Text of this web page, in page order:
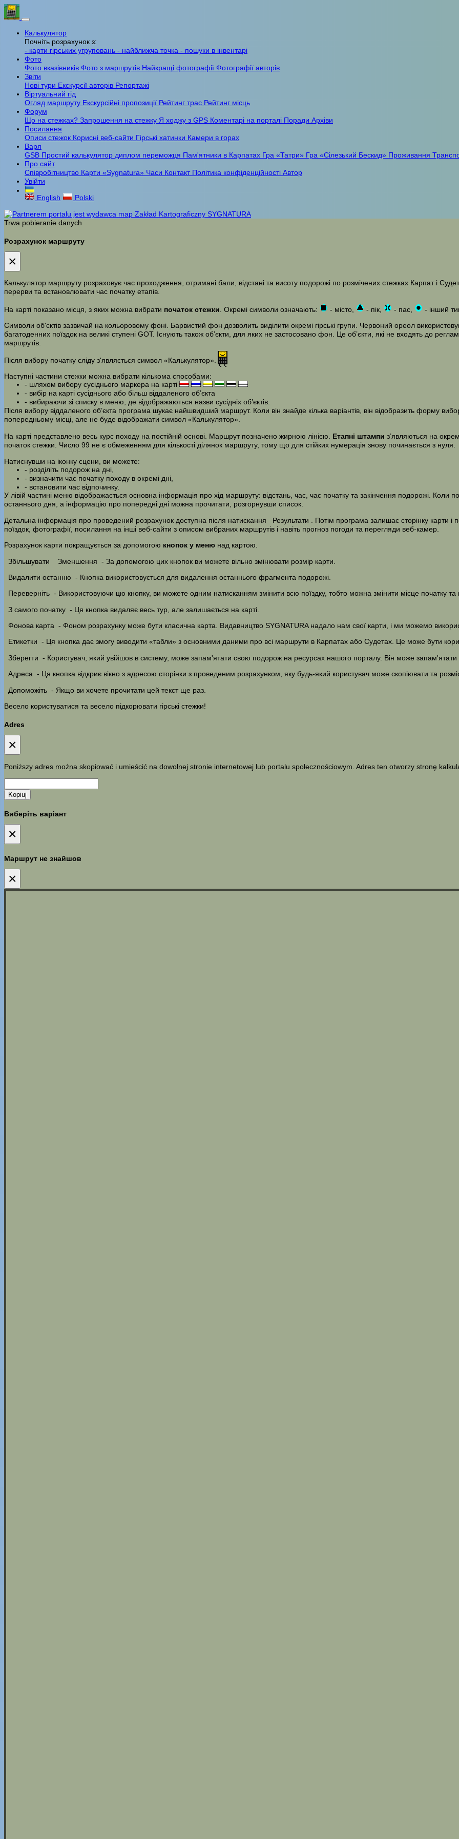
Калькулятор
Почніть розрахунок з:
- карти гірських угруповань - найближча точка - пошуки в інвентарі
Фото
Фото вказівників Фото з маршрутів Найкращі фотографії Фотографії авторів
Звіти
Нові тури Екскурсії авторів Репортажі
Віртуальний гід
Огляд маршруту Екскурсійні пропозиції Рейтинг трас Рейтинг місць
Форум
Що на стежках? Запрошення на стежку Я ходжу з GPS Коментарі на порталі Поради Архіви
Посилання
Описи стежок Корисні веб-сайти Гірські хатинки Камери в горах
Варя
GSB Простий калькулятор диплом переможця Пам'ятники в Карпатах Гра «Татри» Гра «Сілезький Бескид» Проживання
Про сайт
Співробітництво Карти «Sygnatura» Часи Контакт Політика конфіденційності Автор
Увійти
English
Polski
Trwa pobieranie danych
Розрахунок маршруту
×
Калькулятор маршруту розраховує час проходження, отримані бали, відстані та висоту подорожі по розмічених стежках Карпат і
перерви та встановлювати час початку етапів.
На карті показано місця, з яких можна вибрати початок стежки . Окремі символи означають: - місто, - пік, - пас, - інший
Символи об'єктів зазвичай на кольоровому фоні. Барвистий фон дозволить виділити окремі гірські групи. Червоний ореол
багатоденних поїздок на великі ступені GOT. Існують також об’єкти, для яких не застосовано фон. Це об’єкти, які не входять до
маршрутів.
Після вибору початку сліду з'являється символ «Калькулятор».
Наступні частини стежки можна вибрати кількома способами:
- шляхом вибору сусіднього маркера на карті
- вибір на карті сусіднього або більш віддаленого об’єкта
- вибираючи зі списку в меню, де відображаються назви сусідніх об’єктів.
Після вибору віддаленого об’єкта програма шукає найшвидший маршрут. Коли він знайде кілька варіантів, він відобразить форму
попередньому місці, але не буде відображати символ «Калькулятор».
На карті представлено весь курс походу на постійній основі. Маршрут позначено жирною лінією. Етапні штампи з’являються на
початок стежки. Число 99 не є обмеженням для кількості ділянок маршруту, тому що для стійких нумерація знову починається з нуля.
Натиснувши на іконку сцени, ви можете:
- розділіть подорож на дні,
- визначити час початку походу в окремі дні,
- встановити час відпочинку.
У лівій частині меню відображається основна інформація про хід маршруту: відстань, час, час початку та закінчення подорожі. Коли
останнього дня, а інформацію про попередні дні можна прочитати, розгорнувши список.
Детальна інформація про проведений розрахунок доступна після натискання
Результати
. Потім програма залишає сторінку карти
поїздок, фотографії, посилання на інші веб-сайти з описом вибраних маршрутів і навіть прогноз погоди та перегляди веб-камер.
Розрахунок карти покращується за допомогою кнопок у меню над картою.
Збільшувати
Зменшення - За допомогою цих кнопок ви можете вільно змінювати розмір карти.
Видалити останню - Кнопка використовується для видалення останнього фрагмента подорожі.
Переверніть - Використовуючи цю кнопку, ви можете одним натисканням змінити всю поїздку, тобто можна змінити місце початку та
З самого початку - Ця кнопка видаляє весь тур, але залишається на карті.
Фонова карта - Фоном розрахунку може бути класична карта. Видавництво SYGNATURA надало нам свої карти, і ми можемо
Етикетки - Ця кнопка дає змогу виводити «табли» з основними даними про всі маршрути в Карпатах або Судетах. Це може бути
Зберегти - Користувач, який увійшов в систему, може запам'ятати свою подорож на ресурсах нашого порталу. Він може запам'ятати
Адреса - Ця кнопка відкриє вікно з адресою сторінки з проведеним розрахунком, яку будь-який користувач може скопіювати та
Допоможіть - Якщо ви хочете прочитати цей текст ще раз.
Весело користуватися та весело підкорювати гірські стежки!
Adres
×
Poniższy adres można skopiować i umieścić na dowolnej stronie internetowej lub portalu społecznościowym. Adres ten otworzy stronę
Kopiuj
Виберіть варіант
×
Маршрут не знайшов
×